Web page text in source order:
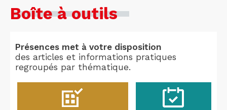
Boîte à outils
Présences met à votre disposition
des articles et informations pratiques
regroupés par thématique.